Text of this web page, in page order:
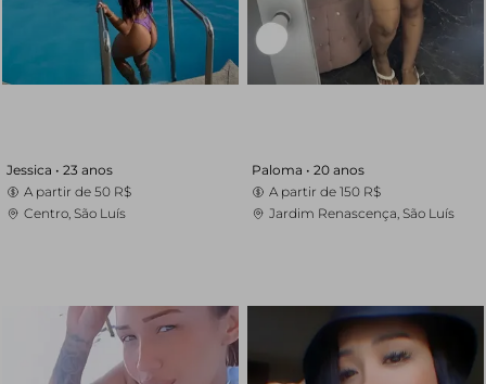
Jessica • 23 anos
A partir de 50 R$
Centro, São Luís
Paloma • 20 anos
A partir de 150 R$
Jardim Renascença, São Luís